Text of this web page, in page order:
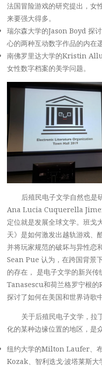
法国冒险游戏的研究提出，女
来要强大得多。
瑞尔森大学的Jason Boyd 探
心的两种互动数字作品的内在
南佛罗里达大学的Kristin
女性数字档案的美学问题。
后殖民电子文学自然也是
Ana Lucia Cuquerella
定位就是发展全球文学。班
天》是如何激发出越轨游戏、
并将玩家规范的破坏与异性恋
Sean Pue 认为，在跨国背景
的存在， 是电子文学的新兴
Tanasescu和荷兰格罗宁根
探讨了如何在美国和世界诗歌
关于后殖民电子文学，拉
化的某种边缘位置的地区，是
纽约大学的Milton Laufer、
Kozak、智利迭戈·波塔莱斯